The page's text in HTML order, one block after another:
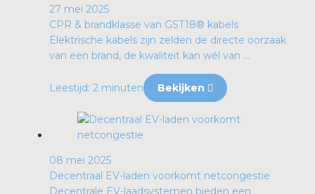
27 mei 2025
CPR & brandklasse van GST18® kabels
Elektrische kabels zijn zelden de directe oorzaak
van een brand, de kwaliteit kan wél van ...
Leestijd: 2 minuten Bekijken
08 mei 2025
Decentraal EV-laden voorkomt netcongestie
Decentrale EV-laadsystemen bieden een